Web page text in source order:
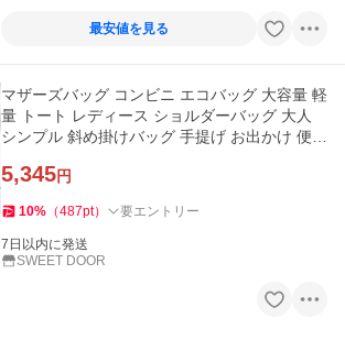
最安値を見る
マザーズバッグ コンビニ エコバッグ 大容量 軽
量 トート レディース ショルダーバッグ 大人
シンプル 斜め掛けバッグ 手提げ お出かけ 便利
5,345円
10% （487pt） 要エントリー
7日以内に発送
SWEET DOOR